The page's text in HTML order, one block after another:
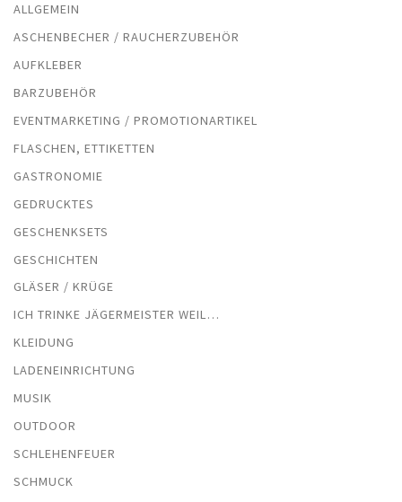
ALLGEMEIN
ASCHENBECHER / RAUCHERZUBEHÖR
AUFKLEBER
BARZUBEHÖR
EVENTMARKETING / PROMOTIONARTIKEL
FLASCHEN, ETTIKETTEN
GASTRONOMIE
GEDRUCKTES
GESCHENKSETS
GESCHICHTEN
GLÄSER / KRÜGE
ICH TRINKE JÄGERMEISTER WEIL…
KLEIDUNG
LADENEINRICHTUNG
MUSIK
OUTDOOR
SCHLEHENFEUER
SCHMUCK